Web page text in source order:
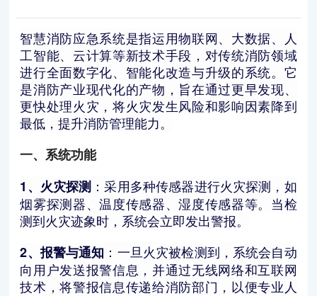
智慧消防应急系统是指运用物联网、大数据、人
工智能、云计算等新技术手段，对传统消防领域
进行全面数字化、智能化改造与升级的系统。它
是消防产业现代化的产物，旨在通过更早发现、
更快处理火灾，将火灾发生风险和影响因素降到
最低，提升消防管理能力。
一、系统功能
1、火灾探测 ：采用多种传感器进行火灾探测，如
烟雾探测器、温度传感器、湿度传感器等。当检
测到火灾迹象时，系统会立即发出警报。
2、报警与通知 ：一旦火灾被检测到，系统会自动
向用户发送报警信息，并通过无线网络和互联网
技术，将警报信息传递给消防部门，以便专业人